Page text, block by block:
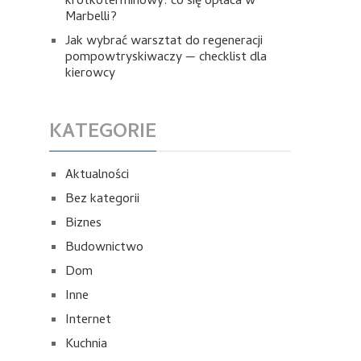
Marbelli?
Jak wybrać warsztat do regeneracji
pompowtryskiwaczy — checklist dla
kierowcy
KATEGORIE
Aktualności
Bez kategorii
Biznes
Budownictwo
Dom
Inne
Internet
Kuchnia